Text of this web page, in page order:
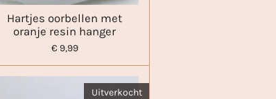
Hartjes oorbellen met
oranje resin hanger
€ 9,99
Uitverkocht